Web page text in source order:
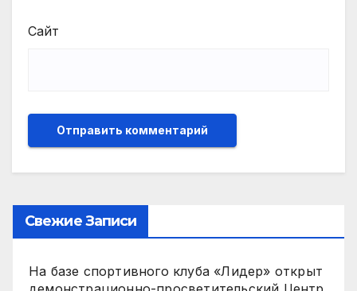
Сайт
Свежие Записи
На базе спортивного клуба «Лидер» открыт